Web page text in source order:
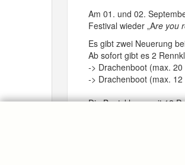
Am 01. und 02.
Festival wieder „Are you
Es gibt zwei Neuerung
Ab sofort gibt es 2
-> Drachenboot (max.
-> Drachenboot (max.
Die Bootsklasse mit 12
In der OPEN-Klasse in